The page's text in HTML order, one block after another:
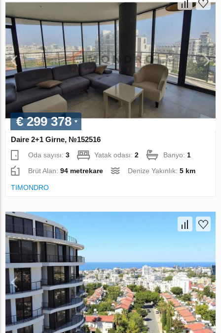
€ 299 378
Daire 2+1 Girne, №152516
Oda sayısı:3 Yatak odası:2 Banyo: 1
Brüt Alan:94 metrekare Denize Yakınlık:5 km
TIMONDRO